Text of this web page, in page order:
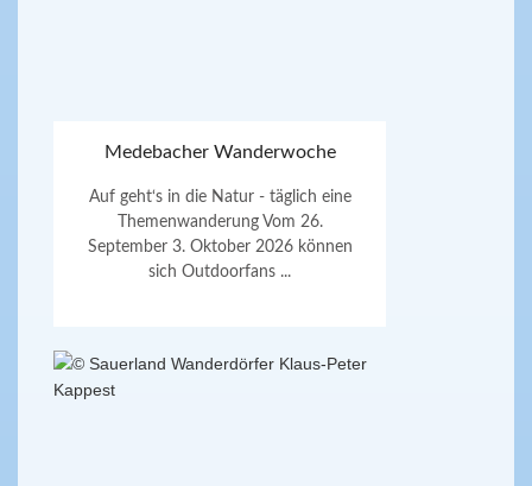
Medebacher Wanderwoche
Auf geht‘s in die Natur - täglich eine
Themenwanderung Vom 26.
September 3. Oktober 2026 können
sich Outdoorfans ...